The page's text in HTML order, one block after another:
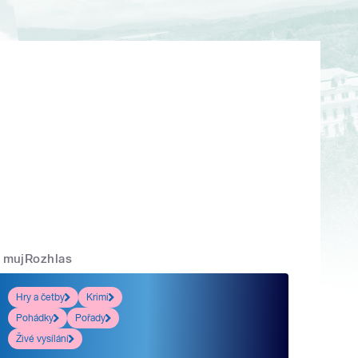
mujRozhlas
Hry a četby
Krimi
Pohádky
Pořady
Živé vysílání